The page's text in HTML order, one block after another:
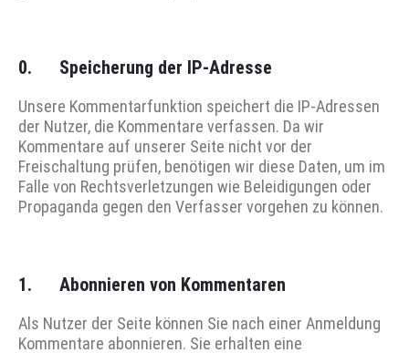
0. Speicherung der IP-Adresse
Unsere Kommentarfunktion speichert die IP-Adressen
der Nutzer, die Kommentare verfassen. Da wir
Kommentare auf unserer Seite nicht vor der
Freischaltung prüfen, benötigen wir diese Daten, um im
Falle von Rechtsverletzungen wie Beleidigungen oder
Propaganda gegen den Verfasser vorgehen zu können.
1. Abonnieren von Kommentaren
Als Nutzer der Seite können Sie nach einer Anmeldung
Kommentare abonnieren. Sie erhalten eine